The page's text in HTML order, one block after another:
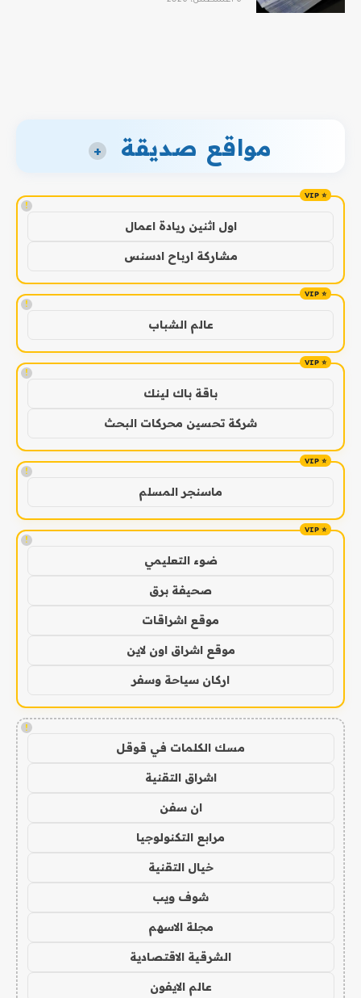
مواقع صديقة +
!
اول اثنين ريادة اعمال
مشاركة ارباح ادسنس
!
عالم الشباب
!
باقة باك لينك
شركة تحسين محركات البحث
!
ماسنجر المسلم
!
ضوء التعليمي
صحيفة برق
موقع اشراقات
موقع اشراق اون لاين
اركان سياحة وسفر
!
مسك الكلمات في قوقل
اشراق التقنية
ان سفن
مرابع التكنولوجيا
خيال التقنية
شوف ويب
مجلة الاسهم
الشرقية الاقتصادية
عالم الايفون